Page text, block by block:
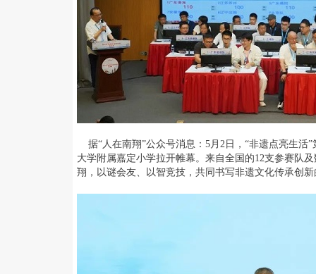
据“人在南翔”公众号消息：5月2日，“非遗点亮生活
大学附属嘉定小学拉开帷幕。来自全国的12支参赛队
翔，以谜会友、以智竞技，共同书写非遗文化传承创